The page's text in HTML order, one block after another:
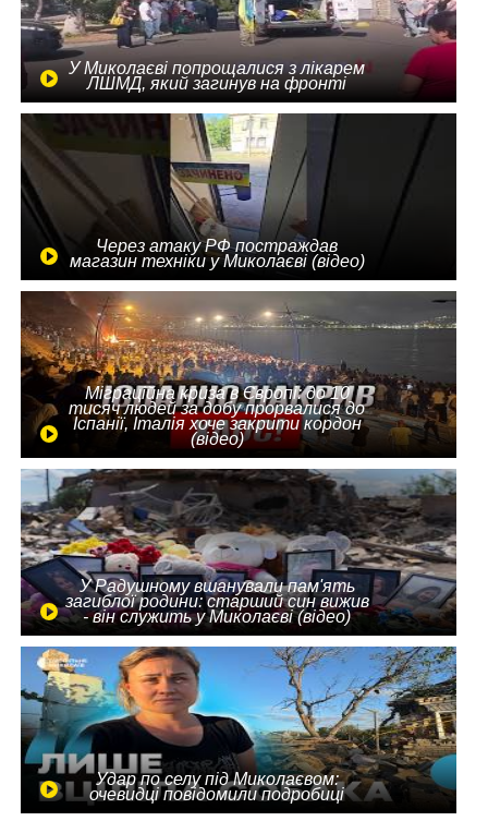
У Миколаєві попрощалися з лікарем
ЛШМД, який загинув на фронті
Через атаку РФ постраждав
магазин техніки у Миколаєві (відео)
Міграційна криза в Європі: до 10
тисяч людей за добу прорвалися до
Іспанії, Італія хоче закрити кордон
(відео)
У Радушному вшанували пам'ять
загиблої родини: старший син вижив
- він служить у Миколаєві (відео)
Удар по селу під Миколаєвом:
очевидці повідомили подробиці